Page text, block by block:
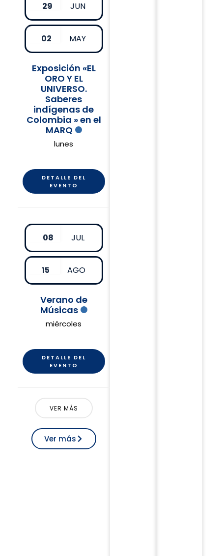
29 JUN
02 MAY
Exposición «EL
ORO Y EL
UNIVERSO.
Saberes
indígenas de
Colombia » en el
MARQ
lunes
DETALLE DEL
EVENTO
08 JUL
15 AGO
Verano de
Músicas
miércoles
DETALLE DEL
EVENTO
VER MÁS
Ver más